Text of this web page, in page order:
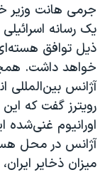
یک رسانه
ذیل توافق
خواهد داشت.
رویترز گفت که این
اورانیوم غنی‌شده
آژانس در محل
میزان ذخایر